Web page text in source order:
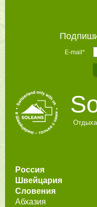
E-mail*
Россия
Швейцария
Словения
Абхазия